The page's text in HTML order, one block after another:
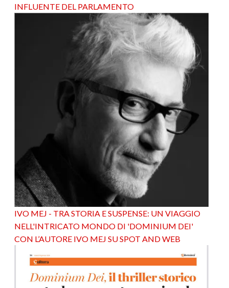
INFLUENTE DEL PARLAMENTO
IVO MEJ - TRA STORIA E SUSPENSE: UN VIAGGIO
NELL'INTRICATO MONDO DI 'DOMINIUM DEI'
CON L’AUTORE IVO MEJ SU SPOT AND WEB